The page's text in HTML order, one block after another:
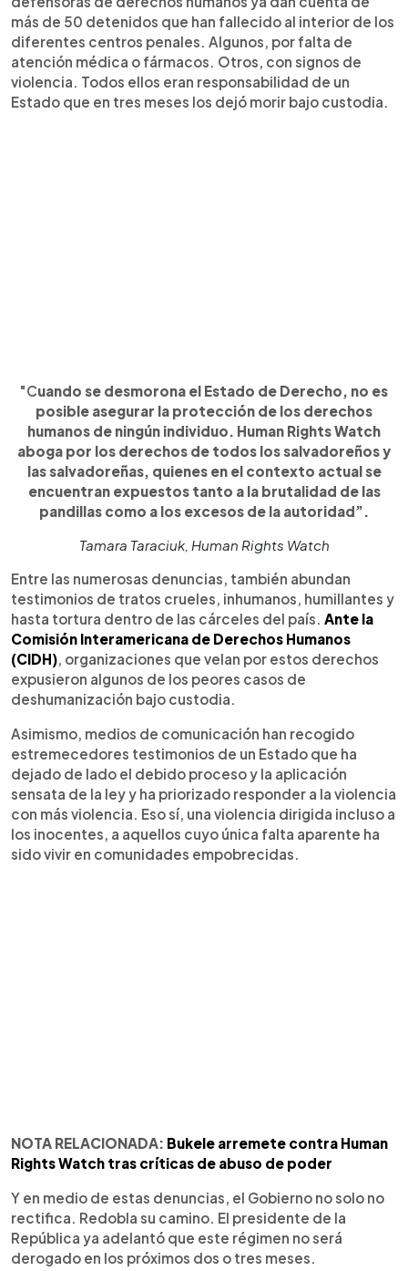
más de 50 detenidos que han fallecido al interior de los
diferentes centros penales. Algunos, por falta de
atención médica o fármacos. Otros, con signos de
violencia. Todos ellos eran responsabilidad de un
Estado que en tres meses los dejó morir bajo custodia.
"Cuando se desmorona el Estado de Derecho, no es
posible asegurar la protección de los derechos
humanos de ningún individuo. Human Rights Watch
aboga por los derechos de todos los salvadoreños y
las salvadoreñas, quienes en el contexto actual se
encuentran expuestos tanto a la brutalidad de las
pandillas como a los excesos de la autoridad”.
Tamara Taraciuk, Human Rights Watch
Entre las numerosas denuncias, también abundan
testimonios de tratos crueles, inhumanos, humillantes y
hasta tortura dentro de las cárceles del país. Ante la
Comisión Interamericana de Derechos Humanos
(CIDH), organizaciones que velan por estos derechos
expusieron algunos de los peores casos de
deshumanización bajo custodia.
Asimismo, medios de comunicación han recogido
estremecedores testimonios de un Estado que ha
dejado de lado el debido proceso y la aplicación
sensata de la ley y ha priorizado responder a la violencia
con más violencia. Eso sí, una violencia dirigida incluso a
los inocentes, a aquellos cuyo única falta aparente ha
sido vivir en comunidades empobrecidas.
NOTA RELACIONADA: Bukele arremete contra Human
Rights Watch tras críticas de abuso de poder
Y en medio de estas denuncias, el Gobierno no solo no
rectifica. Redobla su camino. El presidente de la
República ya adelantó que este régimen no será
derogado en los próximos dos o tres meses.